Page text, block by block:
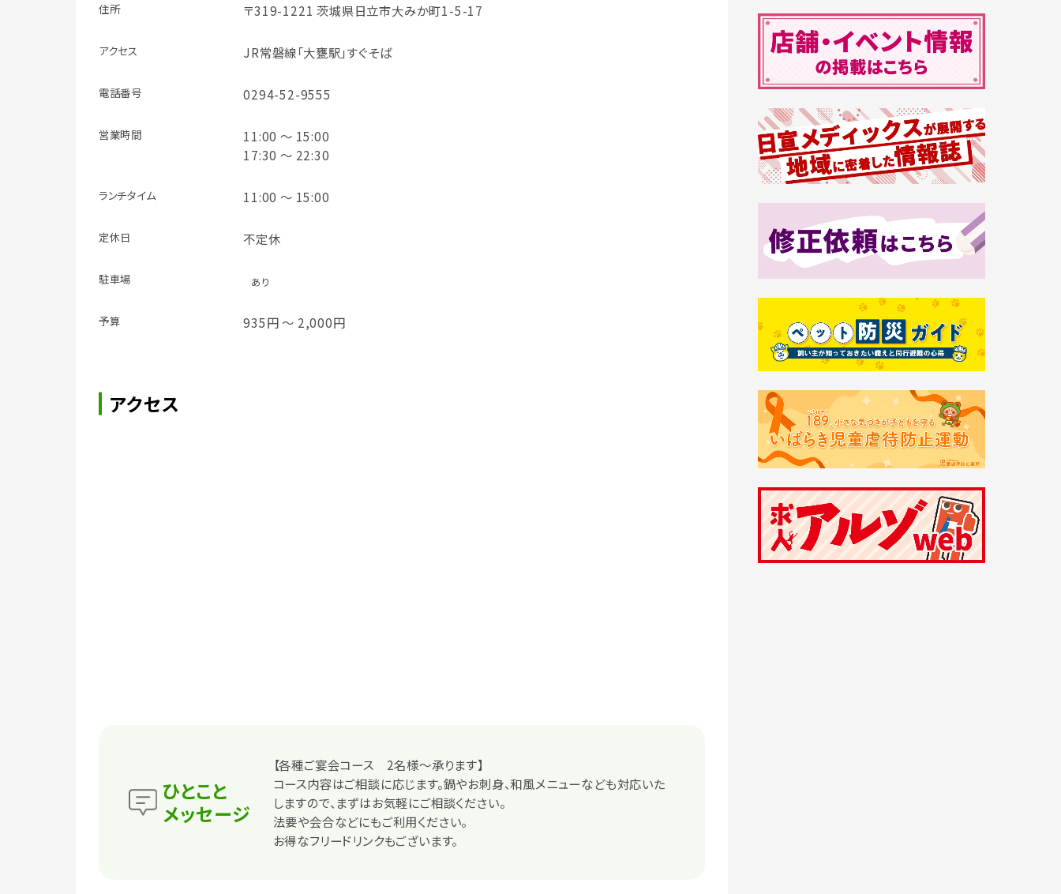
住所 〒319-1221 茨城県日立市大みか町1-5-17
アクセス JR常磐線「大甕駅」すぐそば
電話番号 0294-52-9555
営業時間
11:00 ～ 15:00
17:30 ～ 22:30
ランチタイム 11:00 ～ 15:00
定休日 不定休
駐車場 あり
予算 935円 ～ 2,000円
アクセス
ひとこと
メッセージ
【各種ご宴会コース 2名様～承ります】
コース内容はご相談に応じます。鍋やお刺身、和風メニューなども対応いた
しますので、まずはお気軽にご相談ください。
法要や会合などにもご利用ください。
お得なフリードリンクもございます。